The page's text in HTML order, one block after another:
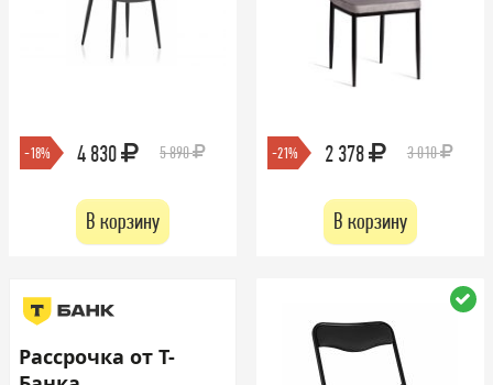
-18% 4 830 5 890
В корзину
-21% 2 378 3 010
В корзину
Рассрочка от Т-